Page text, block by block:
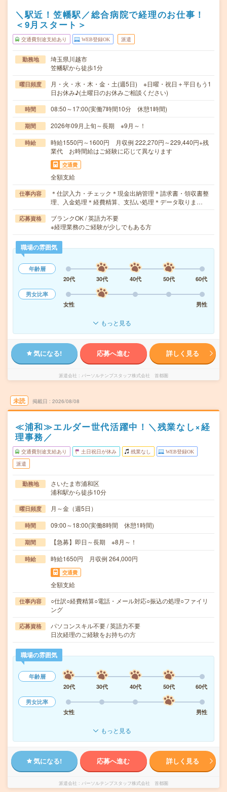
＼駅近！笠幡駅／総合病院で経理のお仕事！
＜9月スタート＞
交通費別途支給あり WEB登録OK 派遣
勤務地
埼玉県川越市
笠幡駅から徒歩1分
曜日頻度
月・火・水・木・金・土(週5日) ※日曜・祝日＋平日もう1
日お休み♪(土曜日のお休みご相談ください)
時間 08:50～17:00(実働7時間10分 休憩1時間)
期間 2026年09月上旬～長期 ※9月～！
時給
時給1550円～1600円 月収例 222,270円～229,440円+残
業代 お時間給はご経験に応じて異なります
交通費
全額支給
仕事内容
＊仕訳入力・チェック＊現金出納管理＊請求書・領収書整
理、入金処理＊経費精算、支払い処理＊データ取りま…
応募資格
ブランクOK / 英語力不要
※経理業務のご経験が少しでもある方
職場の雰囲気
年齢層
20代
30代 40代 50代
60代
男女比率
女性
男性
もっと見る
気になる! 応募へ進む 詳しく見る
派遣会社 パーソルテンプスタッフ株式会社 首都圏
未読 掲載日 2026/08/08
≪浦和≫エルダー世代活躍中！＼残業なし×経
理事務／
交通費別途支給あり 土日祝日が休み 残業なし WEB登録OK
派遣
勤務地
さいたま市浦和区
浦和駅から徒歩10分
曜日頻度 月～金（週5日）
時間 09:00～18:00(実働8時間 休憩1時間)
期間 【急募】即日～長期 ※8月～！
時給 時給1650円 月収例 264,000円
交通費
全額支給
仕事内容
○仕訳○経費精算○電話・メール対応○振込の処理○ファイリ
ング
応募資格
パソコンスキル不要 / 英語力不要
日次経理のご経験をお持ちの方
職場の雰囲気
年齢層
20代
30代 40代 50代
60代
男女比率
女性
男性
もっと見る
気になる! 応募へ進む 詳しく見る
派遣会社 パーソルテンプスタッフ株式会社 首都圏